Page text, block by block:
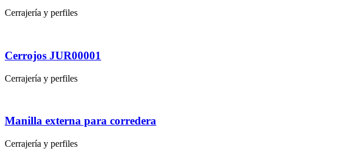
Cerrajería y perfiles
Cerrojos JUR00001
Cerrajería y perfiles
Manilla externa para corredera
Cerrajería y perfiles